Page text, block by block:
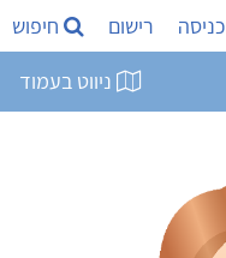
כניסה רישום חיפוש
ניווט בעמוד